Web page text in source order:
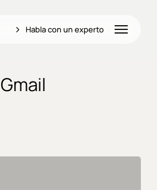
Habla con un experto Menu
Gmail